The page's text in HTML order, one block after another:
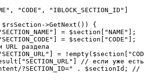
"CODE", "IBLOCK_SECTION_ID"]
>GetNext()) {
= $section["NAME"];
= $section["CODE"];
URL раздела
=
// если уже
?SECTION_ID=" . $sectionId; //